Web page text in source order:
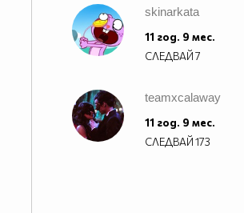
skinarkata
11 год. 9 мес.
СЛЕДВАЙ7
teamxcalaway
11 год. 9 мес.
СЛЕДВАЙ173